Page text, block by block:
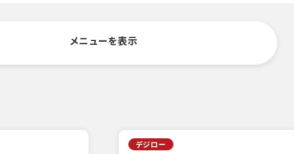
メニューを表示
デジロー